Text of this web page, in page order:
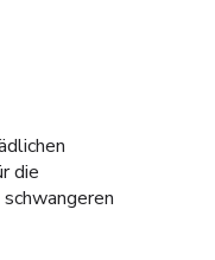
die